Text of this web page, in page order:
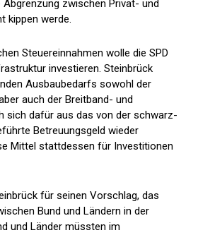
zwischen Privat- und
kippen werde.
Steuereinnahmen wolle die SPD
investieren. Steinbrück
Ausbaubedarfs sowohl der
auch der Breitband- und
sich dafür aus das von der schwarz-
Betreuungsgeld wieder
Mittel stattdessen für Investitionen
für seinen Vorschlag, das
Bund und Ländern in der
und Länder müssten im